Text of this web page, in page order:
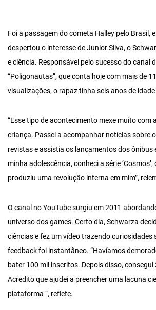
Foi a passagem do cometa Halley pelo Brasil,
despertou o interesse de Junior Silva, o
e ciência. Responsável pelo sucesso do canal
“Poligonautas”, que conta hoje com mais de
visualizações, o rapaz tinha seis anos de
“Esse tipo de acontecimento mexe muito com
criança. Passei a acompanhar notícias sobre
revistas e assistia os lançamentos dos ônibus
minha adolescência, conheci a série
produziu uma revolução interna em mim”,
O canal no YouTube surgiu em 2011
universo dos games. Certo dia, Schwarza
ciências e fez um vídeo trazendo curiosidades
feedback foi instantâneo. “Havíamos
bater 100 mil inscritos. Depois disso, consegui
Acredito que ajudei a preencher uma lacuna
plataforma “, reflete.